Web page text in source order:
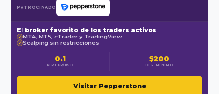
PATROCINADO
El broker favorito de los traders activos
✓ MT4, MT5, cTrader y TradingView
✓ Scalping sin restricciones
0.1
PIP EUR/USD
$200
DEP. MÍNIMO
Visitar Pepperstone